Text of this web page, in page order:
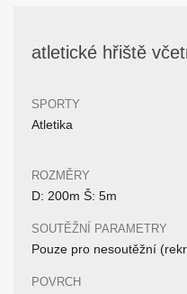
atletické hřiště
SPORTY
Atletika
ROZMĚRY
D: 200m Š: 5m
SOUTĚŽNÍ PARAMETRY
Pouze pro nesoutěžní
POVRCH